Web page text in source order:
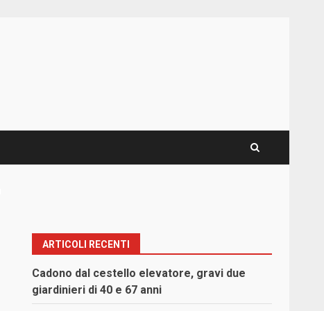
ARTICOLI RECENTI
Cadono dal cestello elevatore, gravi due
giardinieri di 40 e 67 anni